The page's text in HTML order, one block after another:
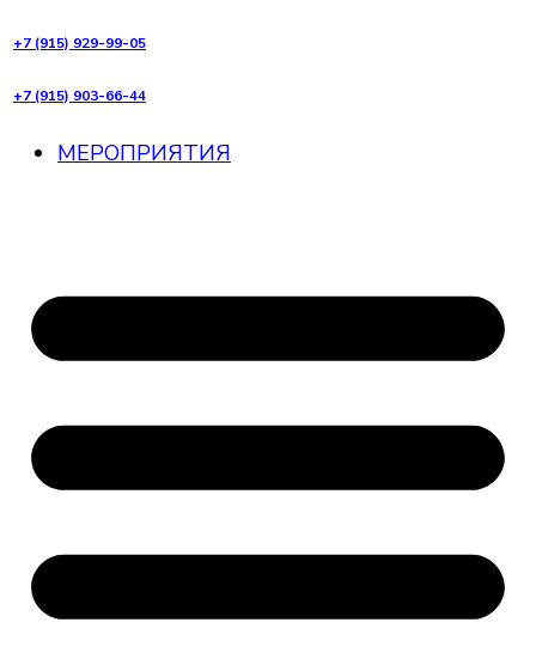
+7 (915) 929-99-05
+7 (915) 903-66-44
МЕРОПРИЯТИЯ